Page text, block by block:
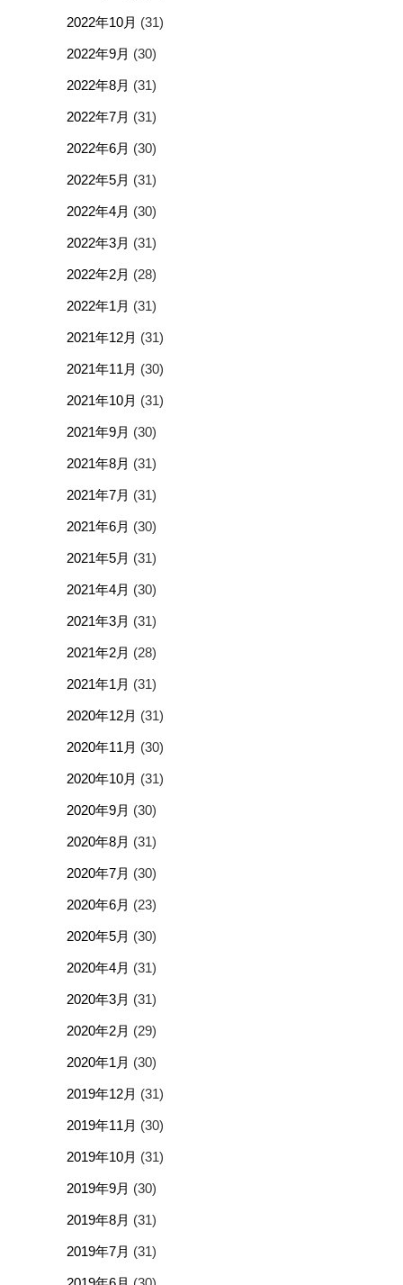
2022年10月 (31)
2022年9月 (30)
2022年8月 (31)
2022年7月 (31)
2022年6月 (30)
2022年5月 (31)
2022年4月 (30)
2022年3月 (31)
2022年2月 (28)
2022年1月 (31)
2021年12月 (31)
2021年11月 (30)
2021年10月 (31)
2021年9月 (30)
2021年8月 (31)
2021年7月 (31)
2021年6月 (30)
2021年5月 (31)
2021年4月 (30)
2021年3月 (31)
2021年2月 (28)
2021年1月 (31)
2020年12月 (31)
2020年11月 (30)
2020年10月 (31)
2020年9月 (30)
2020年8月 (31)
2020年7月 (30)
2020年6月 (23)
2020年5月 (30)
2020年4月 (31)
2020年3月 (31)
2020年2月 (29)
2020年1月 (30)
2019年12月 (31)
2019年11月 (30)
2019年10月 (31)
2019年9月 (30)
2019年8月 (31)
2019年7月 (31)